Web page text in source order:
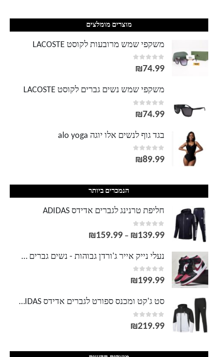
מוצרים מומלצים
משקפי שמש מרובעות לקוסט LACOSTE
0
out of 5
₪74.99
משקפי שמש נשים גברים לקוסט LACOSTE
0
out of 5
₪74.99
בגד גוף לנשים אלו יוגה alo yoga
0
out of 5
₪89.99
הנמכרים ביותר
חליפת טרנינג לגברים אדידס ADIDAS
0
out of 5
₪139.99
–
₪159.99
נעלי נייק אייר ג'ורדן גבוהות - נשים גברים NIKE AIR JORDAN
0
out of 5
₪199.99
סט ג'קט ומכנס ספורט לגברים אדידס ADIDAS
0
out of 5
₪219.99